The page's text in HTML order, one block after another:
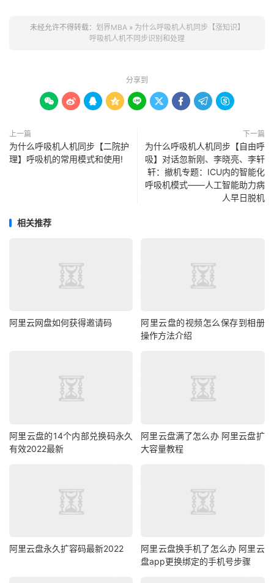
未经允许不得转载： 划界MBA» 为什么呼吸机人机同步【涨知识】
呼吸机人机不同步识别和处理
分享到
        
上一篇
为什么呼吸机人机同步【二院护
理】呼吸机的常用模式和使用!
下一篇
为什么呼吸机人机同步【自由呼
吸】对话忽新刚、李晓亮、李轩
轩：撤机专题：ICU内的智能化
呼吸机模式——人工智能助力病
人早日脱机
相关推荐
阿里云网盘如何获得邀请码
阿里云盘的视频怎么保存到相册
操作方法介绍
阿里云盘的14个内部兑换码永久
有效2022最新
阿里云盘满了怎么办 阿里云盘扩
大容量教程
阿里云盘永久扩容码最新2022
阿里云盘换手机了怎么办 阿里云
盘app更换绑定的手机号步骤